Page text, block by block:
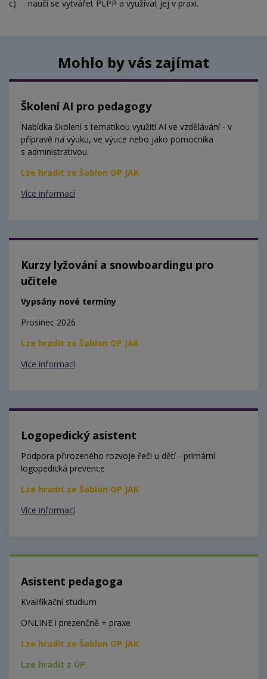
c) naučí se vytvářet PLPP a využívat jej v praxi.
Mohlo by vás zajímat
Školení AI pro pedagogy
Nabídka školení s tematikou využití AI ve vzdělávání - v
přípravě na výuku, ve výuce nebo jako pomocníka
s administrativou.
Lze hradit ze Šablon OP JAK
Více informací
Kurzy lyžování a snowboardingu pro
učitele
Vypsány nové termíny
Prosinec 2026
Lze hradit ze Šablon OP JAK
Více informací
Logopedický asistent
Podpora přirozeného rozvoje řeči u dětí - primární
logopedická prevence
Lze hradit ze Šablon OP JAK
Více informací
Asistent pedagoga
Kvalifikační studium
ONLINE i prezenčně + praxe
Lze hradit ze Šablon OP JAK
Lze hradit z ÚP